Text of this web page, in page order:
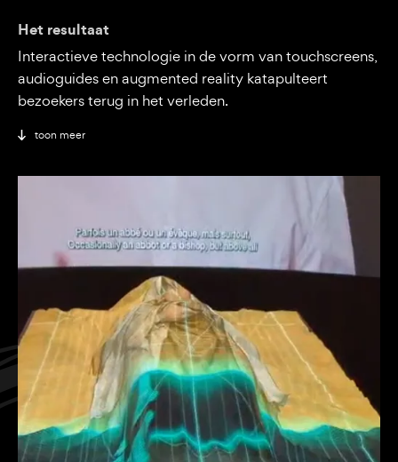
Het resultaat
Interactieve technologie in de vorm van touchscreens,
audioguides en augmented reality katapulteert
bezoekers terug in het verleden.
toon meer